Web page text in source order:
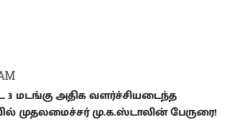
3 மடங்கு அதிக வளர்ச்சியடைந்த
முதலமைச்சர் மு.க.ஸ்டாலின் பேருரை!